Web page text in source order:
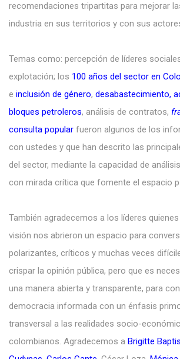
recomendaciones tripartitas para mejorar
industria en sus territorios y con sus
Temas como: percepción de líderes
explotación; los 100 años del sector en
e inclusión de género, desabastecimiento,
bloques petroleros, análisis de contratos,
consulta popular fueron algunos de los
con ustedes y que han descrito las
del sector, mediante la capacidad de
con mirada crítica que fomente el espacio
También agradecemos a los líderes
visión nos abrieron un espacio para
polarizantes, críticos y muchas veces
crispar la opinión pública, pero que es
una manera abierta y transparente, para
democracia informada con un énfasis
transversal a las realidades socio-
colombianos. Agradecemos a Brigitte